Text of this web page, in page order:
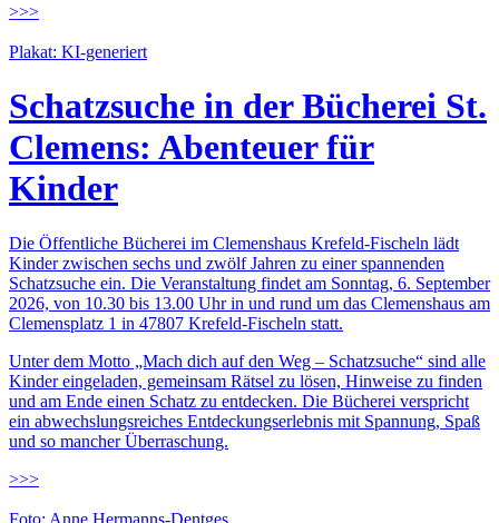
>>>
Plakat: KI-generiert
Schatzsuche in der Bücherei St.
Clemens: Abenteuer für
Kinder
Die Öffentliche Bücherei im Clemenshaus Krefeld-Fischeln lädt
Kinder zwischen sechs und zwölf Jahren zu einer spannenden
Schatzsuche ein. Die Veranstaltung findet am Sonntag, 6. September
2026, von 10.30 bis 13.00 Uhr in und rund um das Clemenshaus am
Clemensplatz 1 in 47807 Krefeld-Fischeln statt.
Unter dem Motto „Mach dich auf den Weg – Schatzsuche“ sind alle
Kinder eingeladen, gemeinsam Rätsel zu lösen, Hinweise zu finden
und am Ende einen Schatz zu entdecken. Die Bücherei verspricht
ein abwechslungsreiches Entdeckungserlebnis mit Spannung, Spaß
und so mancher Überraschung.
>>>
Foto: Anne Hermanns-Dentges